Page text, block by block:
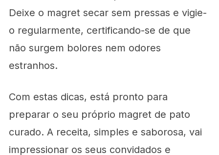
Deixe o magret secar sem pressas e vigie-
o regularmente, certificando-se de que
não surgem bolores nem odores
estranhos.
Com estas dicas, está pronto para
preparar o seu próprio magret de pato
curado. A receita, simples e saborosa, vai
impressionar os seus convidados e